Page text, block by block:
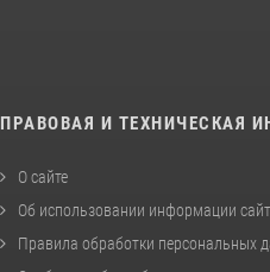
ПРАВОВАЯ И ТЕХНИЧЕСКАЯ
О сайте
Об использовании информации
Правила обработки персональных